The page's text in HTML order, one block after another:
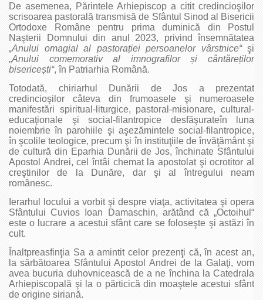
De asemenea, Părintele Arhiepiscop a citit credincioşilor
scrisoarea pastorală transmisă de Sfântul Sinod al Bisericii
Ortodoxe Române pentru prima duminică din Postul
Naşterii Domnului din anul 2023, privind însemnătatea
„Anului omagial al pastorației persoanelor vârstnice“ şi
„Anului comemorativ al imnografilor și cântăreților
bisericești“, în Patriarhia Română.
Totodată, chiriarhul Dunării de Jos a prezentat
credincioşilor câteva din frumoasele şi numeroasele
manifestări spiritual-liturgice, pastoral-misionare, cultural-
educaţionale şi social-filantropice desfăşurateîn luna
noiembrie în parohiile şi aşezămintele social-filantropice,
în şcolile teologice, precum şi în instituţiile de învăţământ şi
de cultură din Eparhia Dunării de Jos, închinate Sfântului
Apostol Andrei, cel întâi chemat la apostolat şi ocrotitor al
creştinilor de la Dunăre, dar şi al întregului neam
românesc.
Ierarhul locului a vorbit şi despre viaţa, activitatea şi opera
Sfântului Cuvios Ioan Damaschin, arătând că „Octoihul“
este o lucrare a acestui sfânt care se foloseşte şi astăzi în
cult.
Înaltpreasfinţia Sa a amintit celor prezenţi că, în acest an,
la sărbătoarea Sfântului Apostol Andrei de la Galaţi, vom
avea bucuria duhovnicească de a ne închina la Catedrala
Arhiepiscopală şi la o părticică din moaştele acestui sfânt
de origine siriană.